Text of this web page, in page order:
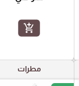
add_shopping_cart
مطرات